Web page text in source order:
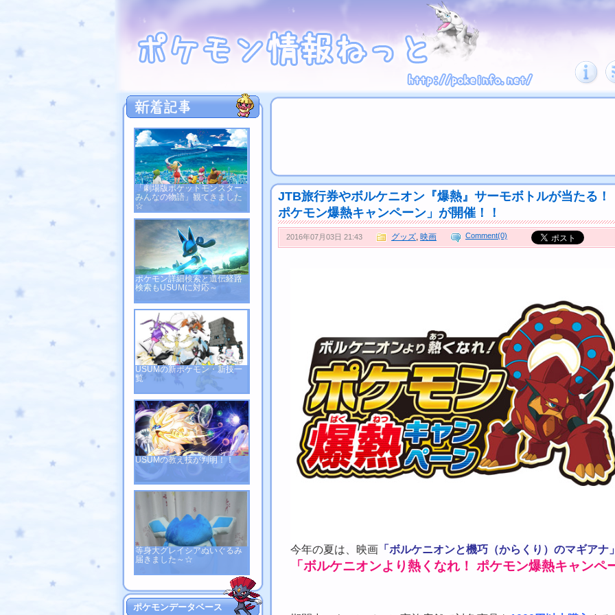
「劇場版ポケットモンスター
みんなの物語」観てきました
☆
ポケモン詳細検索と遺伝経路
検索もUSUMに対応～
USUMの新ポケモン・新技一
覧
USUMの教え技が判明！！
等身大グレイシアぬいぐるみ
届きました～☆
ポケモンデータベース
JTB旅行券やボルケニオン『爆熱』サーモボトルが当たる
ポケモン爆熱キャンペーン」が開催！！
2016年07月03日 21:43 グッズ, 映画 Comment(0)
今年の夏は、映画 「ボルケニオンと機巧（からくり）のマギアナ
「ボルケニオンより熱くなれ！ ポケモン爆熱キャンペ